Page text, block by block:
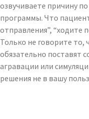
озвучиваете причину
программы. Что
отправления”, “ходите
Только не говорите то,
обязательно поставят
агравации или
решения не в вашу